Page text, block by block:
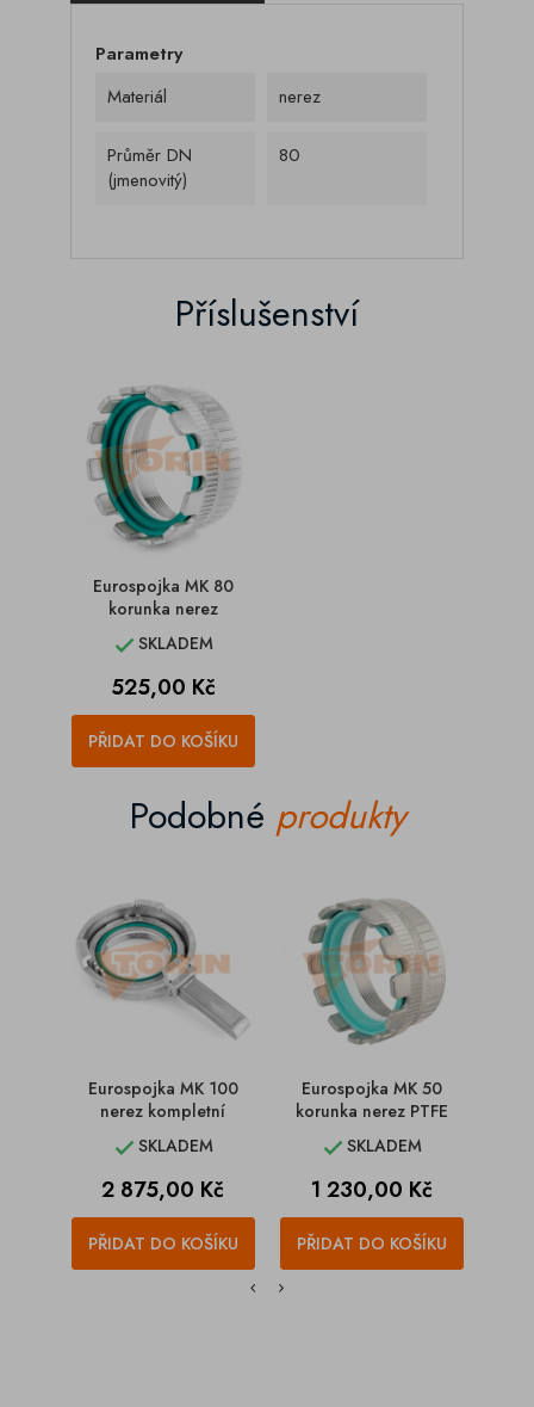
Parametry
Materiál
nerez
Průměr DN
(jmenovitý)
80
Příslušenství
Eurospojka MK 80
korunka nerez
SKLADEM
Cena
525,00 Kč
PŘIDAT DO KOŠÍKU
Podobné produkty
Eurospojka MK 100
nerez kompletní
SKLADEM
Cena
2 875,00 Kč
PŘIDAT DO KOŠÍKU
Eurospojka MK 50
korunka nerez PTFE
SKLADEM
Cena
1 230,00 Kč
PŘIDAT DO KOŠÍKU